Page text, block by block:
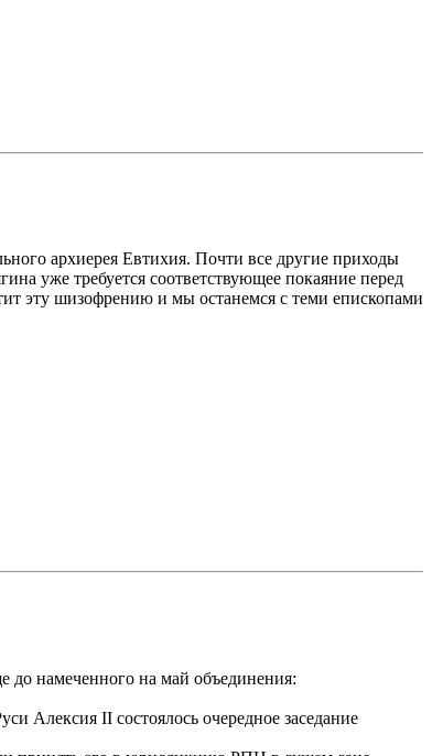
архиерея Евтихия. Почти все другие приходы
уже требуется соответствующее покаяние перед
эту шизофрению и мы останемся с теми епископами
до намеченного на май объединения:
Алексия II состоялось очередное заседание